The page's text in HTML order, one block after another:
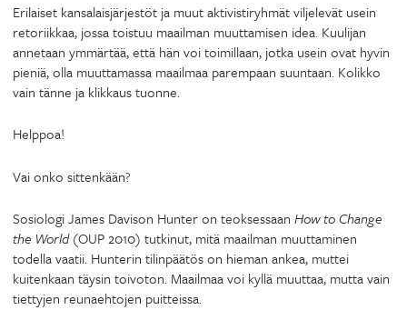
Erilaiset kansalaisjärjestöt ja muut aktivistiryhmät viljelevät usein
retoriikkaa, jossa toistuu maailman muuttamisen idea. Kuulijan
annetaan ymmärtää, että hän voi toimillaan, jotka usein ovat hyvin
pieniä, olla muuttamassa maailmaa parempaan suuntaan. Kolikko
vain tänne ja klikkaus tuonne.
Helppoa!
Vai onko sittenkään?
Sosiologi James Davison Hunter on teoksessaan How to Change
the World(OUP 2010) tutkinut, mitä maailman muuttaminen
todella vaatii. Hunterin tilinpäätös on hieman ankea, muttei
kuitenkaan täysin toivoton. Maailmaa voi kyllä muuttaa, mutta vain
tiettyjen reunaehtojen puitteissa.